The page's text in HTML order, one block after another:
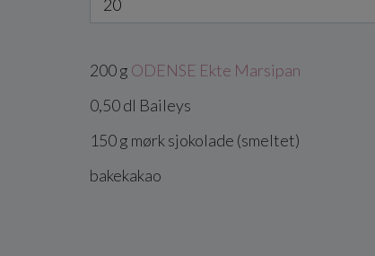
200g ODENSE Ekte Marsipan
0,50dl Baileys
150g mørk sjokolade (smeltet)
bakekakao